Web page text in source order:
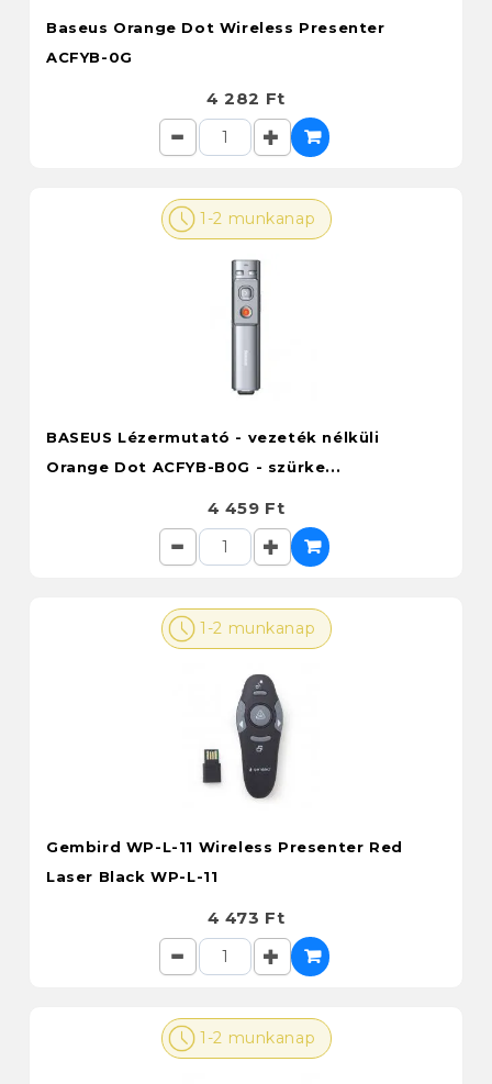
Baseus Orange Dot Wireless Presenter
ACFYB-0G
4 282 Ft
1-2 munkanap
BASEUS Lézermutató - vezeték nélküli
Orange Dot ACFYB-B0G - szürke...
4 459 Ft
1-2 munkanap
Gembird WP-L-11 Wireless Presenter Red
Laser Black WP-L-11
4 473 Ft
1-2 munkanap